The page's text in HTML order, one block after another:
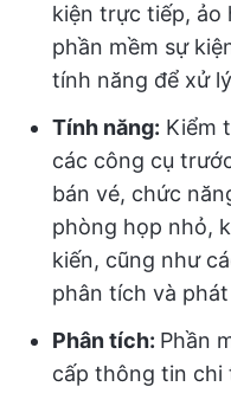
kiện trực tiếp, ảo
phần mềm sự
tính năng để xử
Tính năng: Kiểm
các công cụ
bán vé, chức
phòng họp nhỏ,
kiến, cũng như
phân tích và
Phân tích: Phần
cấp thông tin chi